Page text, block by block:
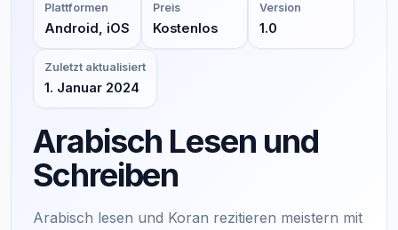
Plattformen
Android, iOS
Preis
Kostenlos
Version
1.0
Zuletzt aktualisiert
1. Januar 2024
Arabisch Lesen und
Schreiben
Arabisch lesen und Koran rezitieren meistern mit